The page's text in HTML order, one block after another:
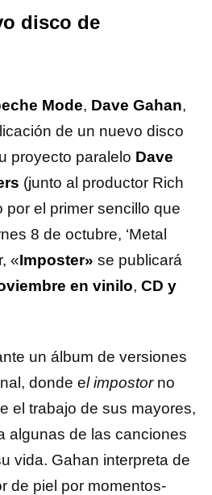
disco de
Mode, Dave Gahan,
de un nuevo disco
proyecto paralelo Dave
(junto al productor Rich
por el primer sencillo que
8 de octubre, ‘Metal
«Imposter» se publicará
en vinilo, CD y
un álbum de versiones
donde el impostorno
el trabajo de sus mayores,
algunas de las canciones
vida. Gahan interpreta de
de piel por momentos-